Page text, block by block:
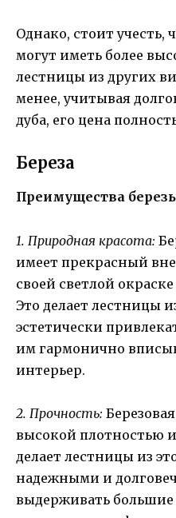
Однако, стоит учесть,
могут иметь более
лестницы из других
менее, учитывая
дуба, его цена
Береза
Преимущества
1. Природная красота:
имеет прекрасный
своей светлой
Это делает лестницы
эстетически
им гармонично
интерьер.
2. Прочность:
высокой плотностью
делает лестницы из
надежными и
выдерживать большие